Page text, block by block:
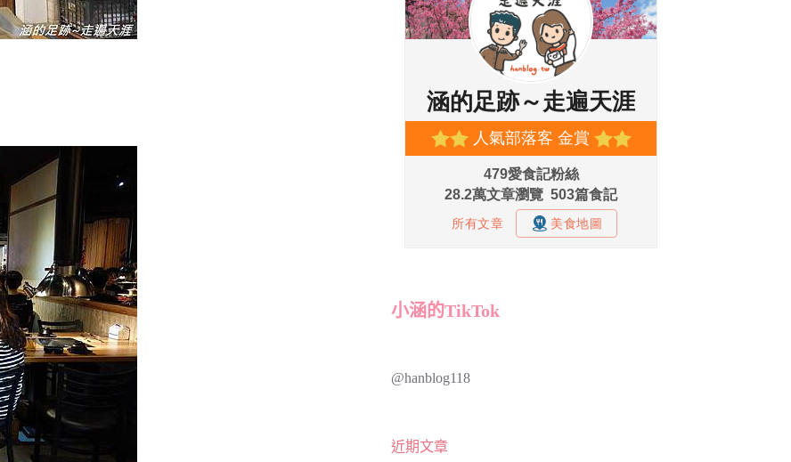
小涵的TikTok
@hanblog118
近期文章